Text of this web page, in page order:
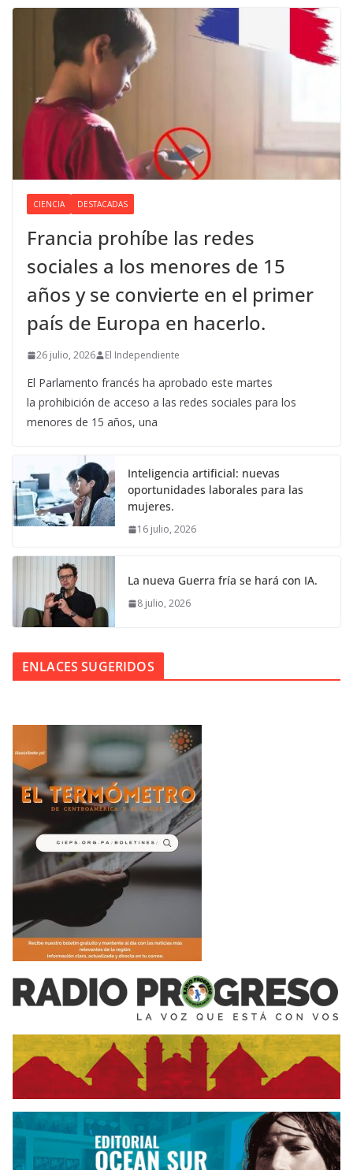
CIENCIA DESTACADAS
Francia prohíbe las redes
sociales a los menores de 15
años y se convierte en el primer
país de Europa en hacerlo.
26 julio, 2026 El Independiente
El Parlamento francés ha aprobado este martes
la prohibición de acceso a las redes sociales para los
menores de 15 años, una
Inteligencia artificial: nuevas
oportunidades laborales para las
mujeres.
16 julio, 2026
La nueva Guerra fría se hará con IA.
8 julio, 2026
ENLACES SUGERIDOS